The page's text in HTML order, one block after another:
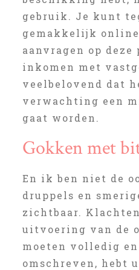
gebruik. Je kunt
gemakkelijk
aanvragen op deze
inkomen met
veelbelovend dat
verwachting een
gaat worden.
Gokken met
En ik ben niet de
druppels en
zichtbaar.
uitvoering van de
moeten volledig
omschreven, hebt